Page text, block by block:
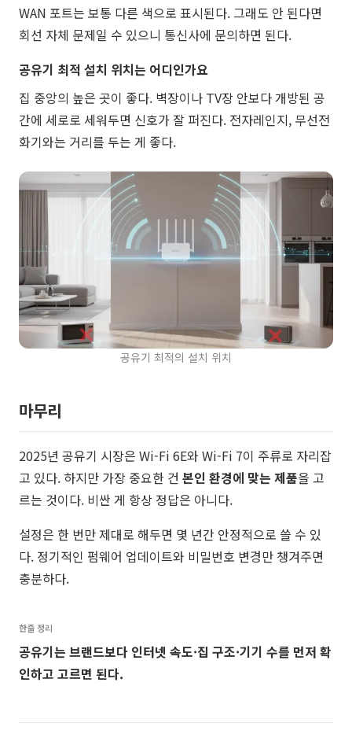
WAN 포트는 보통 다른 색으로 표시된다. 그래도 안 된다면
회선 자체 문제일 수 있으니 통신사에 문의하면 된다.
공유기 최적 설치 위치는 어디인가요
집 중앙의 높은 곳이 좋다. 벽장이나 TV장 안보다 개방된 공
간에 세로로 세워두면 신호가 잘 퍼진다. 전자레인지, 무선전
화기와는 거리를 두는 게 좋다.
공유기 최적의 설치 위치
마무리
2025년 공유기 시장은 Wi-Fi 6E와 Wi-Fi 7이 주류로 자리잡
고 있다. 하지만 가장 중요한 건 본인 환경에 맞는 제품을 고
르는 것이다. 비싼 게 항상 정답은 아니다.
설정은 한 번만 제대로 해두면 몇 년간 안정적으로 쓸 수 있
다. 정기적인 펌웨어 업데이트와 비밀번호 변경만 챙겨주면
충분하다.
한줄 정리
공유기는 브랜드보다 인터넷 속도·집 구조·기기 수를 먼저 확
인하고 고르면 된다.